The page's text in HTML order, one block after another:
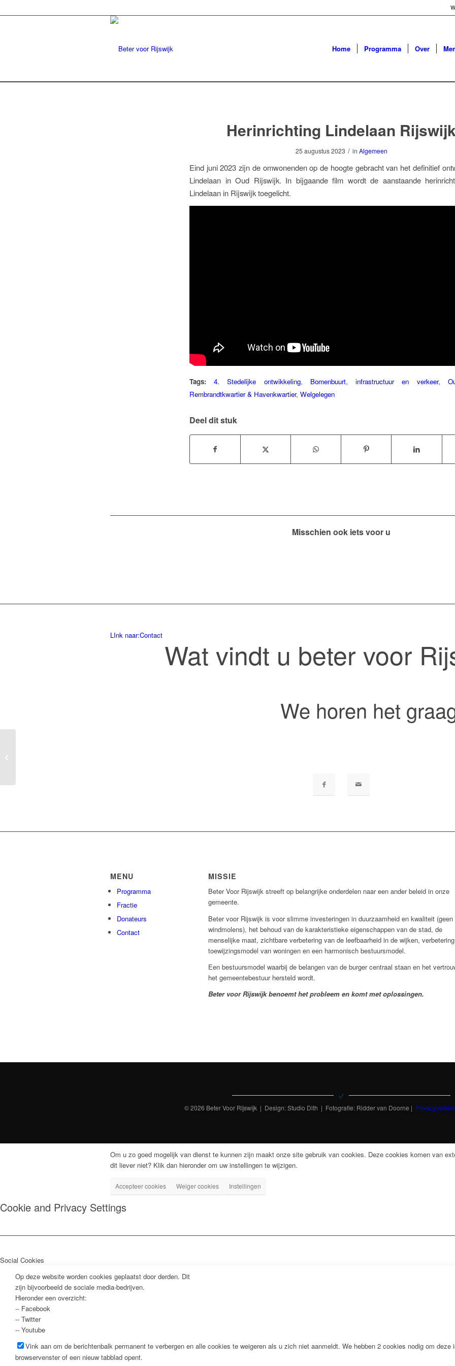
Home Programma Over
Herinrichting Lindelaan
25 augustus 2023 / in Algemeen
Eind juni 2023 zijn de omwonenden op de hoogte gebracht van het definitief
Lindelaan in Oud Rijswijk. In bijgaande film wordt de aanstaande
Lindelaan in Rijswijk toegelicht.
Tags: 4. Stedelijke ontwikkeling, Bomenbuurt,infrastructuur en verkeer,
Rembrandtkwartier & Havenkwartier, Welgelegen
Deel dit stuk
Misschien ook iets voor u
LInk naar:Contact
Wat vindt u beter voor
We horen het
MENU
Programma
Fractie
Donateurs
Contact
MISSIE
Beter Voor Rijswijk streeft op belangrijke onderdelen naar een ander beleid in onze
gemeente.
Beter voor Rijswijk is voor slimme investeringen in duurzaamheid en kwaliteit (geen
windmolens), het behoud van de karakteristieke eigenschappen van de stad, de
menselijke maat, zichtbare verbetering van de leefbaarheid in de wijken,
toewijzingsmodel van woningen en een harmonisch bestuursmodel.
Een bestuursmodel waarbij de belangen van de burger centraal staan en het
het gemeentebestuur hersteld wordt.
Beter voor Rijswijk benoemt het probleem en komt met oplossingen.
© 2026 Beter Voor Rijswijk | Design: Studio Dith | Fotografie: Ridder van Doorne |
Om u zo goed mogelijk van dienst te kunnen zijn maakt onze site gebruik van cookies. Deze cookies komen van
dit liever niet? Klik dan hieronder om uw instellingen te wijzigen.
Accepteer cookies Weiger cookies Instellingen
Cookie and Privacy Settings
Social Cookies
Op deze website worden cookies geplaatst door derden. Dit
zijn bijvoorbeeld de sociale media-bedrijven.
Hieronder een overzicht:
-- Facebook
-- Twitter
-- Youtube
Vink aan om de berichtenbalk permanent te verbergen en alle cookies te weigeren als u zich niet aanmeldt. We hebben 2 cookies nodig om
browservenster of een nieuw tabblad opent.